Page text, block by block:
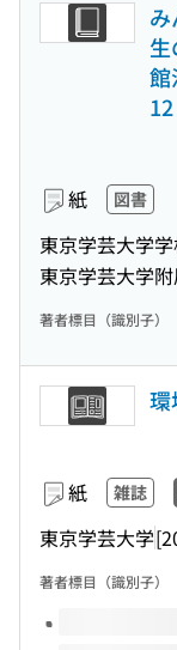
館
12
紙 図書
東京学芸大学
東京学芸大学
著者標目（識別子）
環
紙 雑誌
東京学芸大学
著者標目（識別子）
このタイトルの巻号